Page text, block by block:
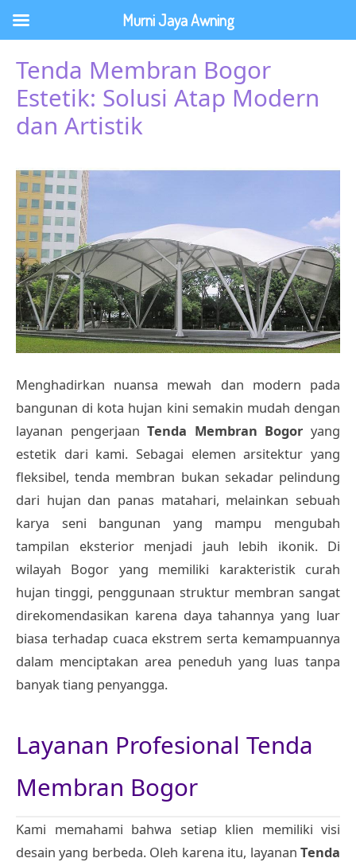
ke
Tenda Membran Bogor
Estetik: Solusi Atap Modern
dan Artistik
Menghadirkan nuansa mewah dan modern pada
bangunan di kota hujan kini semakin mudah dengan
layanan pengerjaanTenda Membran Bogor yang
estetik dari kami. Sebagai elemen arsitektur yang
fleksibel, tenda membran bukan sekadar pelindung
dari hujan dan panas matahari, melainkan sebuah
karya seni bangunan yang mampu mengubah
tampilan eksterior menjadi jauh lebih ikonik. Di
wilayah Bogor yang memiliki karakteristik curah
hujan tinggi, penggunaan struktur membran sangat
direkomendasikan karena daya tahannya yang luar
biasa terhadap cuaca ekstrem serta kemampuannya
dalam menciptakan area peneduh yang luas tanpa
banyak tiang penyangga.
Layanan Profesional Tenda
Membran Bogor
Kami memahami bahwa setiap klien memiliki visi
desain yang berbeda. Oleh karena itu, layanan Tenda
Murni Jaya Awning